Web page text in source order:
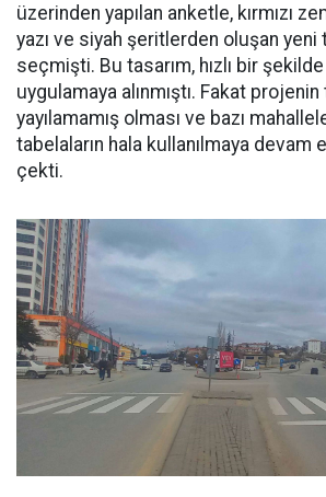
üzerinden yapılan anketle, kırmızı
yazı ve siyah şeritlerden oluşan yeni
seçmişti. Bu tasarım, hızlı bir
uygulamaya alınmıştı. Fakat projenin
yayılamamış olması ve bazı
tabelaların hala kullanılmaya devam
çekti.